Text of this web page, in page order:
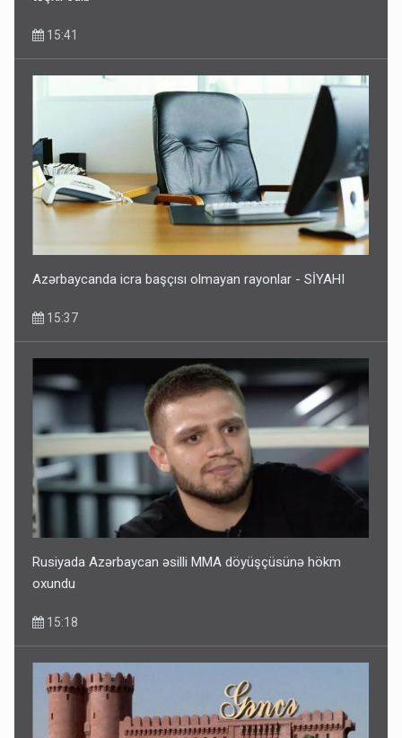
15:41
Azərbaycanda icra başçısı olmayan rayonlar - SİYAHI
15:37
Rusiyada Azərbaycan əsilli MMA döyüşçüsünə hökm
oxundu
15:18